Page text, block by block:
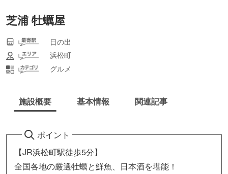
芝浦 牡蠣屋
日の出
浜松町
グルメ
施設概要 基本情報 関連記事
ポイント
【JR浜松町駅徒歩5分】
全国各地の厳選牡蠣と鮮魚、日本酒を堪能！